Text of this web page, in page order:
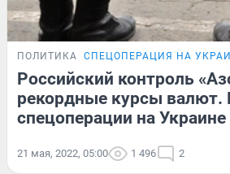
ПОЛИТИКА СПЕЦОПЕРАЦИЯ НА
Российский контроль
рекордные курсы валют.
спецоперации на
21 мая, 2022, 05:00 1 496 2